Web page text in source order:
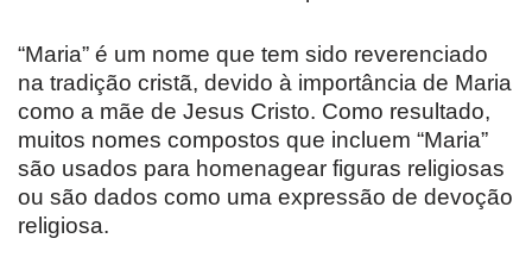
“Maria” é um nome que tem sido reverenciado
na tradição cristã, devido à importância de Maria
como a mãe de Jesus Cristo. Como resultado,
muitos nomes compostos que incluem “Maria”
são usados para homenagear figuras religiosas
ou são dados como uma expressão de devoção
religiosa.